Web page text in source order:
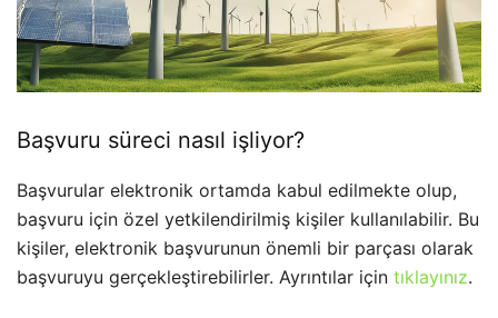
Başvuru süreci nasıl işliyor?
Başvurular elektronik ortamda kabul edilmekte olup,
başvuru için özel yetkilendirilmiş kişiler kullanılabilir. Bu
kişiler, elektronik başvurunun önemli bir parçası olarak
başvuruyu gerçekleştirebilirler. Ayrıntılar için tıklayınız.